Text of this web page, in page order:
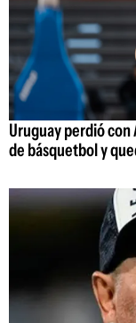
Uruguay perdió
de básquetbol y